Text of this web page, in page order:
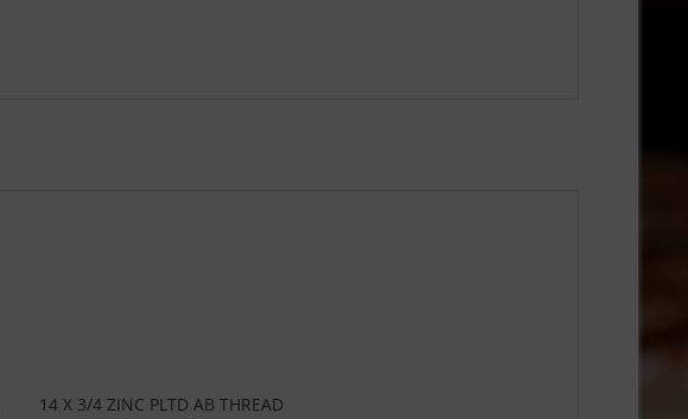
14 X 3/4 ZINC PLTD AB THREAD